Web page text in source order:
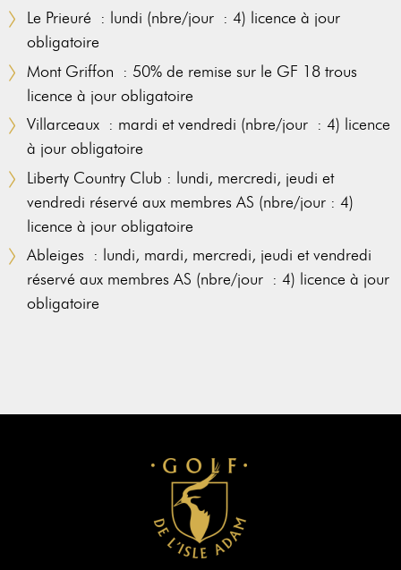
Le Prieuré : lundi (nbre/jour : 4) licence à jour
obligatoire
Mont Griffon : 50% de remise sur le GF 18 trous
licence à jour obligatoire
Villarceaux : mardi et vendredi (nbre/jour : 4) licence
à jour obligatoire
Liberty Country Club : lundi, mercredi, jeudi et
vendredi réservé aux membres AS (nbre/jour : 4)
licence à jour obligatoire
Ableiges : lundi, mardi, mercredi, jeudi et vendredi
réservé aux membres AS (nbre/jour : 4) licence à jour
obligatoire